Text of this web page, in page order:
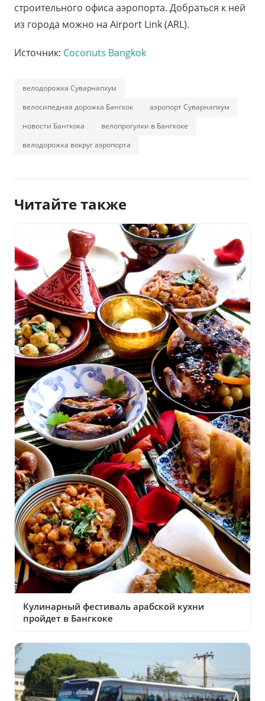
строительного офиса аэропорта. Добраться к ней
из города можно на Airport Link (ARL).
Источник: Coconuts Bangkok
велодорожка Суварнапхум
велосипедная дорожка Бангкок
аэропорт Суварнапхум
новости Бангкока
велопрогулки в Бангкоке
велодорожка вокруг аэропорта
Читайте также
Кулинарный фестиваль арабской кухни
пройдет в Бангкоке